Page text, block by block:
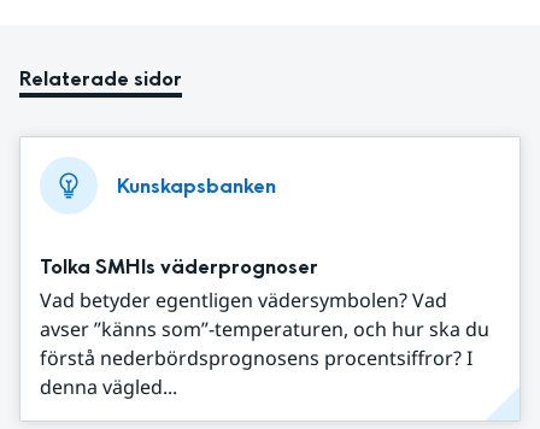
Relaterade sidor
Kunskapsbanken
Tolka SMHIs väderprognoser
Vad betyder egentligen vädersymbolen? Vad
avser ”känns som”-temperaturen, och hur ska du
förstå nederbördsprognosens procentsiffror? I
denna vägled...